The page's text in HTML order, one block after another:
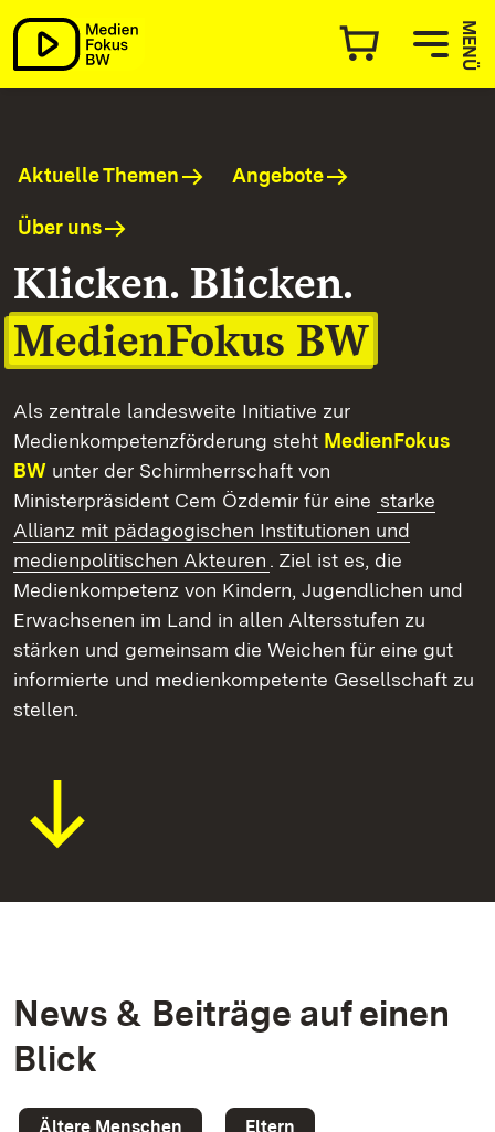
MENÜ
Aktuelle Themen Angebote
Über uns
Klicken. Blicken.
MedienFokus BW
Als zentrale landesweite Initiative zur
Medienkompetenzförderung steht MedienFokus
BW unter der Schirmherrschaft von
Ministerpräsident Cem Özdemir für eine starke
Allianz mit pädagogischen Institutionen und
medienpolitischen Akteuren . Ziel ist es, die
Medienkompetenz von Kindern, Jugendlichen und
Erwachsenen im Land in allen Altersstufen zu
stärken und gemeinsam die Weichen für eine gut
informierte und medienkompetente Gesellschaft zu
stellen.
News & Beiträge auf einen
Blick
Ältere Menschen Eltern